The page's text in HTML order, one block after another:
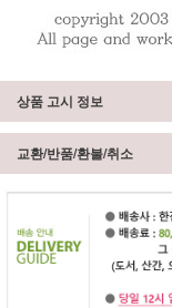
상품 고시 정보
교환/반품/환불/취소